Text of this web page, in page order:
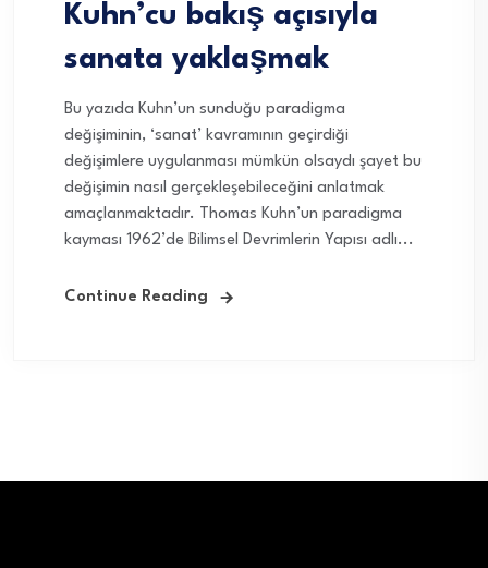
Kuhn’cu bakış açısıyla
sanata yaklaşmak
Bu yazıda Kuhn’un sunduğu paradigma
değişiminin, ‘sanat’ kavramının geçirdiği
değişimlere uygulanması mümkün olsaydı şayet bu
değişimin nasıl gerçekleşebileceğini anlatmak
amaçlanmaktadır. Thomas Kuhn’un paradigma
kayması 1962’de Bilimsel Devrimlerin Yapısı adlı...
Continue Reading